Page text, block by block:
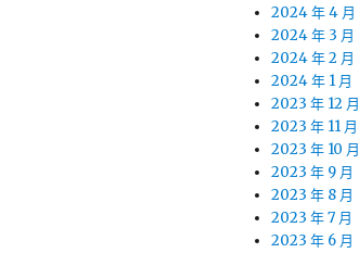
2024 年 4 月
2024 年 3 月
2024 年 2 月
2024 年 1 月
2023 年 12 月
2023 年 11 月
2023 年 10 月
2023 年 9 月
2023 年 8 月
2023 年 7 月
2023 年 6 月